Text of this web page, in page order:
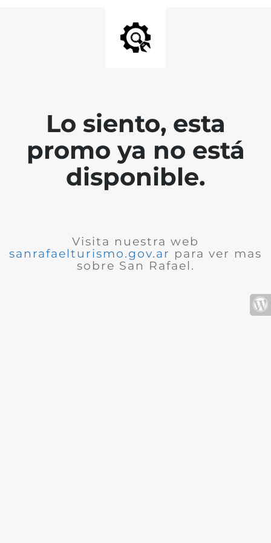
Lo siento, esta
promo ya no está
disponible.
Visita nuestra web
sanrafaelturismo.gov.ar para ver mas
sobre San Rafael.